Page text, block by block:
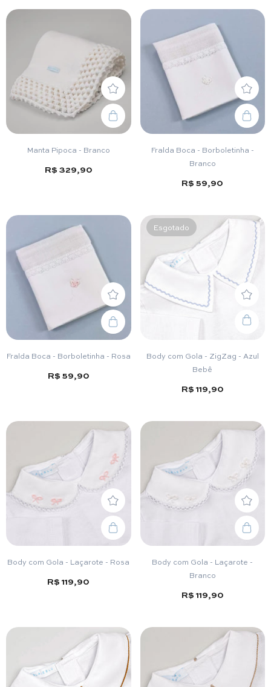
Manta Pipoca - Branco
R$ 329,90
Fralda Boca - Borboletinha -
Branco
R$ 59,90
Fralda Boca - Borboletinha - Rosa
R$ 59,90
Esgotado
Body com Gola - ZigZag - Azul
Bebê
R$ 119,90
Body com Gola - Laçarote - Rosa
R$ 119,90
Body com Gola - Laçarote -
Branco
R$ 119,90